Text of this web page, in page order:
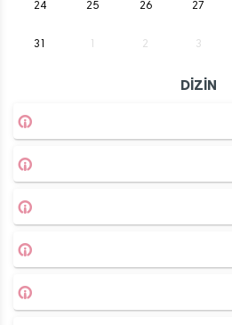
24 25 26 27
31 2 3
DİZİN